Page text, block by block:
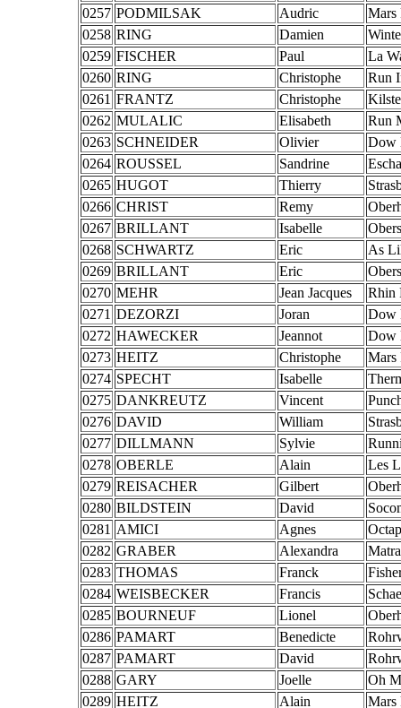
0257 PODMILSAK Audric
Mars
0258 RING Damien
0259 FISCHER Paul
La
0260 RING Christophe
Run
0261 FRANTZ Christophe
0262 MULALIC Elisabeth
Run
0263 SCHNEIDER Olivier
Dow
0264 ROUSSEL Sandrine
0265 HUGOT Thierry
0266 CHRIST Remy
0267 BRILLANT Isabelle
0268 SCHWARTZ Eric
As
0269 BRILLANT Eric
0270 MEHR Jean Jacques
Rhin
0271 DEZORZI Joran
Dow
0272 HAWECKER Jeannot
Dow
0273 HEITZ Christophe
Mars
0274 SPECHT Isabelle
0275 DANKREUTZ Vincent
0276 DAVID William
0277 DILLMANN Sylvie
0278 OBERLE Alain
Les
0279 REISACHER Gilbert
0280 BILDSTEIN David
0281 AMICI Agnes
0282 GRABER Alexandra
0283 THOMAS Franck
0284 WEISBECKER Francis
0285 BOURNEUF Lionel
0286 PAMART Benedicte
0287 PAMART David
0288 GARY Joelle
Oh
0289 HEITZ Alain Mars